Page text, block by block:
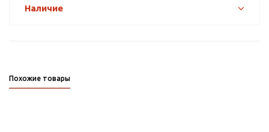
Наличие
Похожие товары